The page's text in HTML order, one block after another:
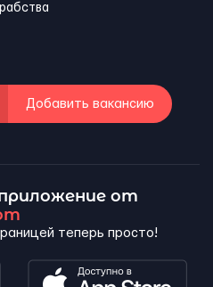
Добавить вакансию
от
теперь просто!